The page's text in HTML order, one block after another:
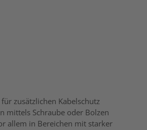
zusätzlichen Kabelschutz
mittels Schraube oder Bolzen
allem in Bereichen mit starker